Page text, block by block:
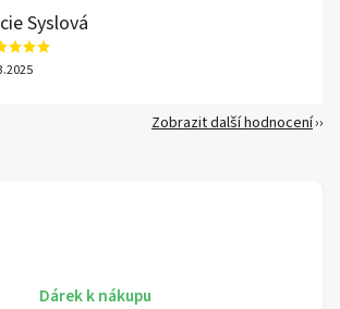
Dárek k nákupu
Syslová
Zobrazit další hodnocení